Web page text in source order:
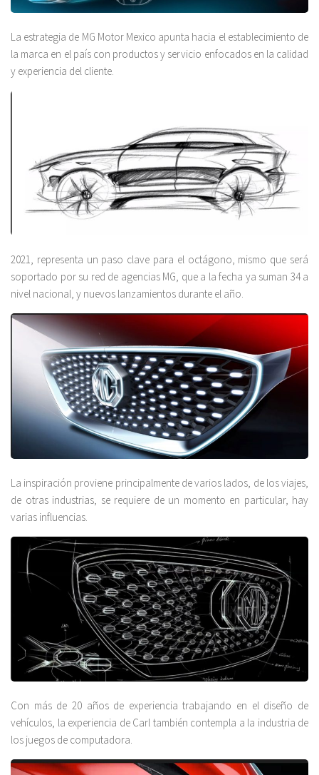
La estrategia de MG Motor Mexico apunta hacia el establecimiento de
la marca en el país con productos y servicio enfocados en la calidad
y experiencia del cliente.
2021, representa un paso clave para el octágono, mismo que será
soportado por su red de agencias MG, que a la fecha ya suman 34 a
nivel nacional, y nuevos lanzamientos durante el año.
La inspiración proviene principalmente de varios lados, de los viajes,
de otras industrias, se requiere de un momento en particular, hay
varias influencias.
Con más de 20 años de experiencia trabajando en el diseño de
vehículos, la experiencia de Carl también contempla a la industria de
los juegos de computadora.